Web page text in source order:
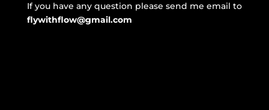
If you have any question please send me email to
flywithflow@gmail.com